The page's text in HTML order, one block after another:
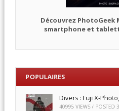
Découvrez PhotoGeek
smartphone et
POPULAIRES
Divers : Fuji X-
40995 VIEWS / POSTED